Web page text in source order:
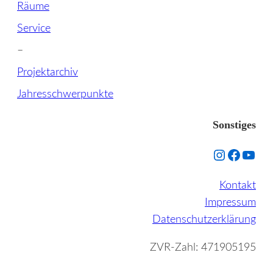
Räume
Service
–
Projektarchiv
Jahresschwerpunkte
Sonstiges
Instagram
Kontakt
Impressum
Datenschutzerklärung
ZVR-Zahl: 471905195